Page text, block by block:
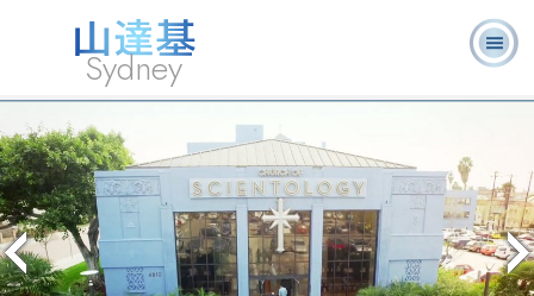
Sydney
們
伯特
基？